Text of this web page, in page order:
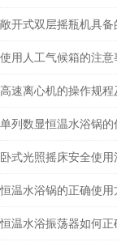
敞开式双层摇瓶机具备
使用人工气候箱的注意
单列数显恒温水浴锅
卧式光照摇床安全使用
恒温水浴锅的正确使用